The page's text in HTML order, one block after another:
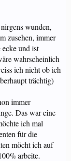
wunden,
zusehen, immer
und ist
wahrscheinlich
ich nicht ob ich
trächtig)
immer
Das war eine
ich mal
für die
möcht ich auf
arbeite.